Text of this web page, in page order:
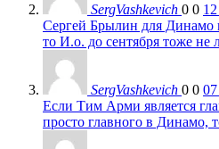
SergVashkevich 0 0
Сергей Брылин для Динамо
то И.о. до сентября тоже
SergVashkevich 0 0
Если Тим Арми является
просто главного в Динамо,